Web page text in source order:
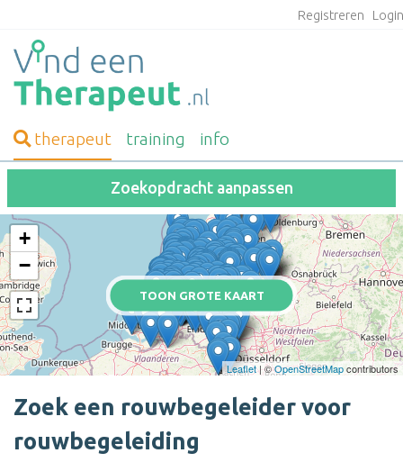
Registreren
therapeut training info
Zoekopdracht aanpassen
TOON GROTE KAART
+
−
Leaflet| ©OpenStreetMapcontributors
Zoek een rouwbegeleider voor
rouwbegeleiding